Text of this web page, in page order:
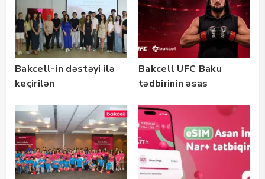
Bakcell-in dəstəyi ilə
keçirilən
Bootcamp” başladı
Bakcell UFC Baku
tədbirinin əsas